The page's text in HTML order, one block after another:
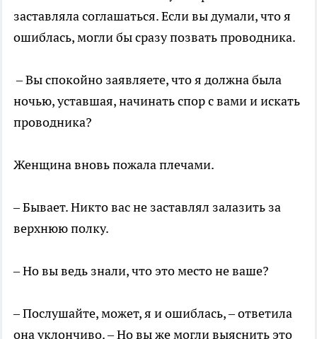
заставляла соглашаться. Если вы думали, что я
ошиблась, могли бы сразу позвать проводника.
– Вы спокойно заявляете, что я должна была
ночью, уставшая, начинать спор с вами и искать
проводника?
Женщина вновь пожала плечами.
– Бывает. Никто вас не заставлял залазить за
верхнюю полку.
– Но вы ведь знали, что это место не ваше?
– Послушайте, может, я и ошиблась, – ответила
она уклончиво. – Но вы же могли выяснить это